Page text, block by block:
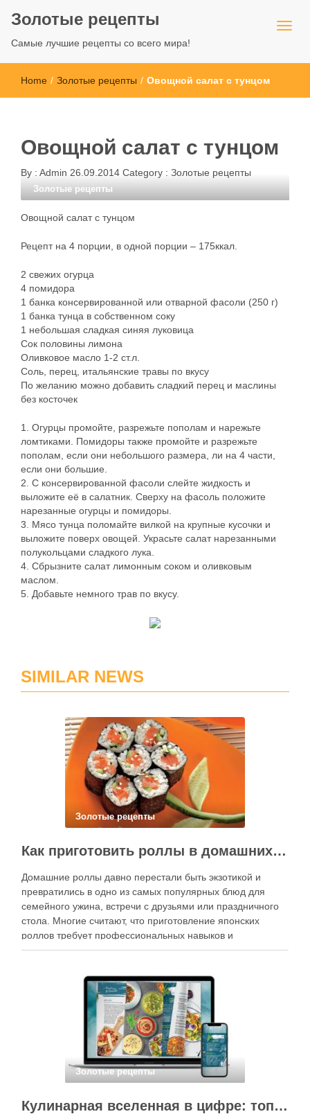
Золотые рецепты
Самые лучшие рецепты со всего мира!
Home / Золотые рецепты / Овощной салат с тунцом
Овощной салат с тунцом
By : Admin 26.09.2014 Category : Золотые рецепты
Золотые рецепты
Овощной салат с тунцом
Рецепт на 4 порции, в одной порции – 175ккал.
2 свежих огурца
4 помидора
1 банка консервированной или отварной фасоли (250 г)
1 банка тунца в собственном соку
1 небольшая сладкая синяя луковица
Сок половины лимона
Оливковое масло 1-2 ст.л.
Соль, перец, итальянские травы по вкусу
По желанию можно добавить сладкий перец и маслины
без косточек
1. Огурцы промойте, разрежьте пополам и нарежьте
ломтиками. Помидоры также промойте и разрежьте
пополам, если они небольшого размера, ли на 4 части,
если они большие.
2. С консервированной фасоли слейте жидкость и
выложите её в салатник. Сверху на фасоль положите
нарезанные огурцы и помидоры.
3. Мясо тунца поломайте вилкой на крупные кусочки и
выложите поверх овощей. Украсьте салат нарезанными
полукольцами сладкого лука.
4. Сбрызните салат лимонным соком и оливковым
маслом.
5. Добавьте немного трав по вкусу.
SIMILAR NEWS
Золотые рецепты
Как приготовить роллы в домашних условиях?
Домашние роллы давно перестали быть экзотикой и
превратились в одно из самых популярных блюд для
семейного ужина, встречи с друзьями или праздничного
стола. Многие считают, что приготовление японских
роллов требует профессиональных навыков и
специального оборудования, однако на практике сделать
кухне. Главное — …
Золотые рецепты
Кулинарная вселенная в цифре: топ-3 самых больших электронных книг рецептов